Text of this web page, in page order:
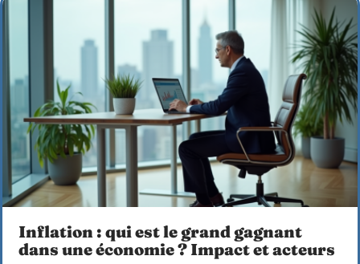
Inflation : qui est le grand gagnant
dans une économie ? Impact et acteurs